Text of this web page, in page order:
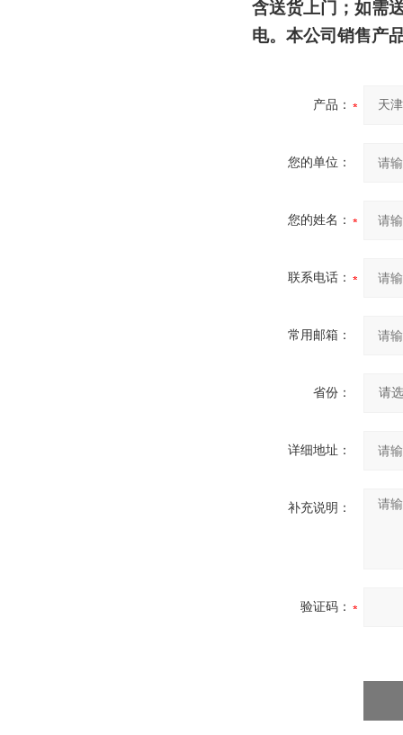
含送货上门；如需
电。本公司销售产
产品：
您的单位：
您的姓名：
联系电话：
常用邮箱：
省份：
详细地址：
补充说明：
验证码：